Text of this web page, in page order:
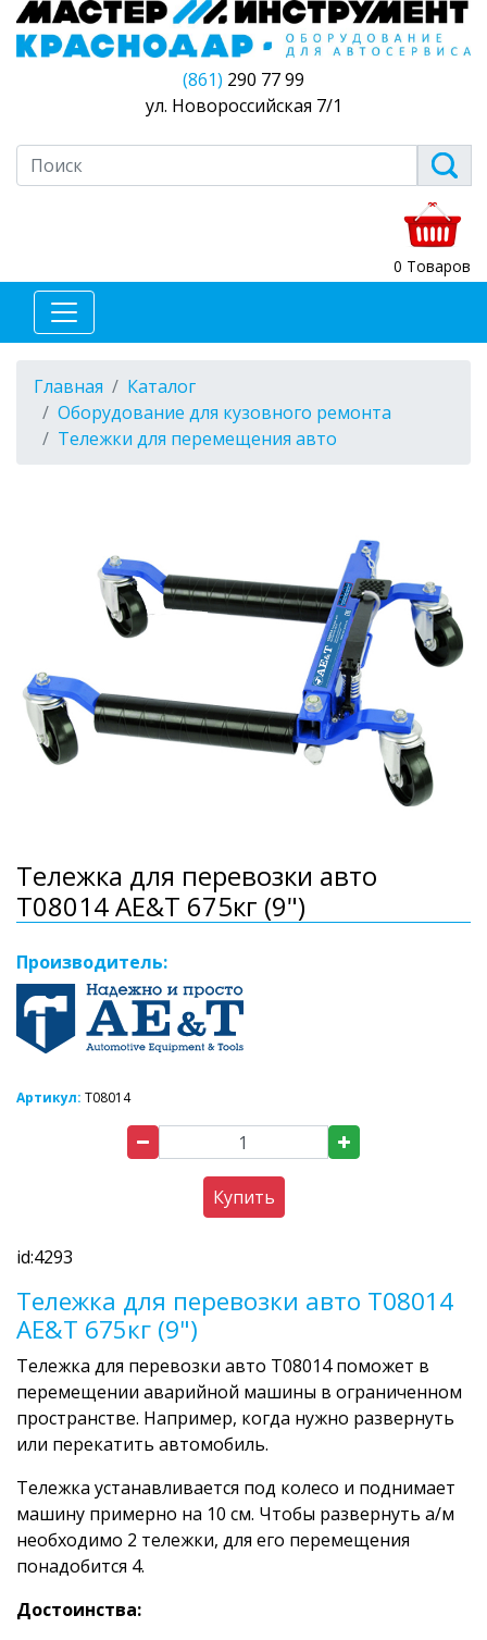
(861) 290 77 99
ул. Новороссийская 7/1
0 Товаров
Главная
Каталог
Оборудование для кузовного ремонта
Тележки для перемещения авто
Тележка для перевозки авто
T08014 AE&T 675кг (9")
Производитель:
Артикул: T08014
Купить
id:4293
Тележка для перевозки авто T08014
AE&T 675кг (9")
Тележка для перевозки авто Т08014 поможет в
перемещении аварийной машины в ограниченном
пространстве. Например, когда нужно развернуть
или перекатить автомобиль.
Тележка устанавливается под колесо и поднимает
машину примерно на 10 см. Чтобы развернуть а/м
необходимо 2 тележки, для его перемещения
понадобится 4.
Достоинства: